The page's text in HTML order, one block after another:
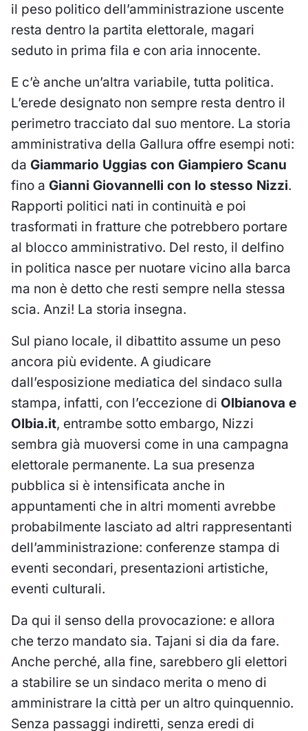
il peso politico dell’amministrazione uscente
resta dentro la partita elettorale, magari
seduto in prima fila e con aria innocente.
E c’è anche un’altra variabile, tutta politica.
L’erede designato non sempre resta dentro il
perimetro tracciato dal suo mentore. La storia
amministrativa della Gallura offre esempi noti:
da Giammario Uggias con Giampiero Scanu
fino a Gianni Giovannelli con lo stesso Nizzi.
Rapporti politici nati in continuità e poi
trasformati in fratture che potrebbero portare
al blocco amministrativo. Del resto, il delfino
in politica nasce per nuotare vicino alla barca
ma non è detto che resti sempre nella stessa
scia. Anzi! La storia insegna.
Sul piano locale, il dibattito assume un peso
ancora più evidente. A giudicare
dall’esposizione mediatica del sindaco sulla
stampa, infatti, con l’eccezione di Olbianova e
Olbia.it, entrambe sotto embargo, Nizzi
sembra già muoversi come in una campagna
elettorale permanente. La sua presenza
pubblica si è intensificata anche in
appuntamenti che in altri momenti avrebbe
probabilmente lasciato ad altri rappresentanti
dell’amministrazione: conferenze stampa di
eventi secondari, presentazioni artistiche,
eventi culturali.
Da qui il senso della provocazione: e allora
che terzo mandato sia. Tajani si dia da fare.
Anche perché, alla fine, sarebbero gli elettori
a stabilire se un sindaco merita o meno di
amministrare la città per un altro quinquennio.
Senza passaggi indiretti, senza eredi di